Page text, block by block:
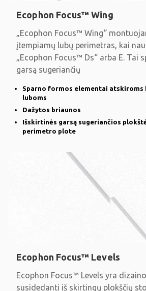
Ecophon Focus™ Wing
„Ecophon Focus™ Wing“
įtempiamų lubų perimetras, kai
„Ecophon Focus™ Ds“ arba E. Tai
garsą sugeriančių
Sparno formos elementai atskiroms
luboms
Dažytos briaunos
Išskirtinės garsą sugeriančios
perimetro plote
Ecophon Focus™ Levels
Ecophon Focus™ Levels yra
susidedanti iš skirtingų plokščių